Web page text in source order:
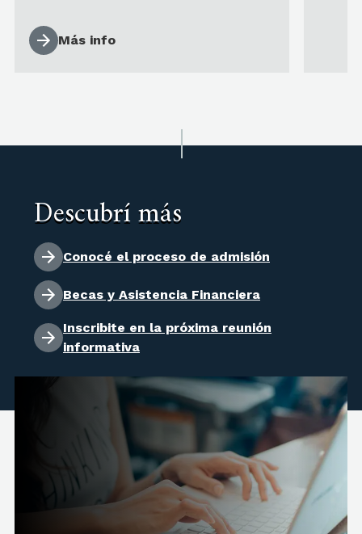
Más info
Descubrí más
Conocé el proceso de admisión
Becas y Asistencia Financiera
Inscribite en la próxima reunión
informativa
Reconocimiento oficial y validez nacional DI-
SSPU 258-2025. Cambio de nombre pendiente
de aprobación.